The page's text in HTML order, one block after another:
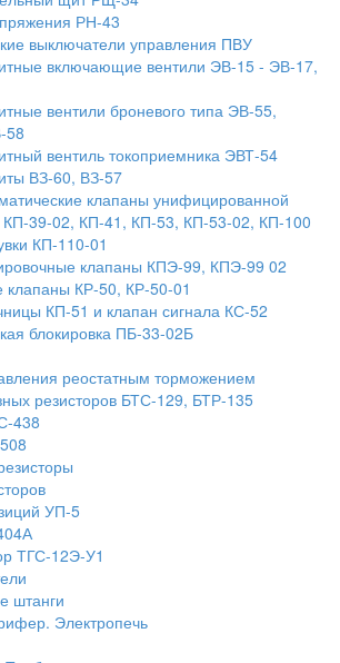
РН-43
выключатели управления ПВУ
включающие вентили ЭВ-15 - ЭВ-17,
вентили броневого типа ЭВ-55,
58
вентиль токоприемника ЭВТ-54
ВЗ-60, ВЗ-57
клапаны унифицированной
39-02, КП-41, КП-53, КП-53-02, КП-100
КП-110-01
клапаны КПЭ-99, КПЭ-99 02
клапаны КР-50, КР-50-01
КП-51 и клапан сигнала КС-52
блокировка ПБ-33-02Б
реостатным торможением
резисторов БТС-129, БТР-135
438
УП-5
ТГС-12Э-У1
штанги
Электропечь